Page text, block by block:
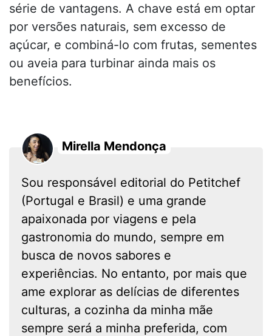
série de vantagens. A chave está em optar
por versões naturais, sem excesso de
açúcar, e combiná-lo com frutas, sementes
ou aveia para turbinar ainda mais os
benefícios.
Mirella Mendonça
Sou responsável editorial do Petitchef
(Portugal e Brasil) e uma grande
apaixonada por viagens e pela
gastronomia do mundo, sempre em
busca de novos sabores e
experiências. No entanto, por mais que
ame explorar as delícias de diferentes
culturas, a cozinha da minha mãe
sempre será a minha preferida, com